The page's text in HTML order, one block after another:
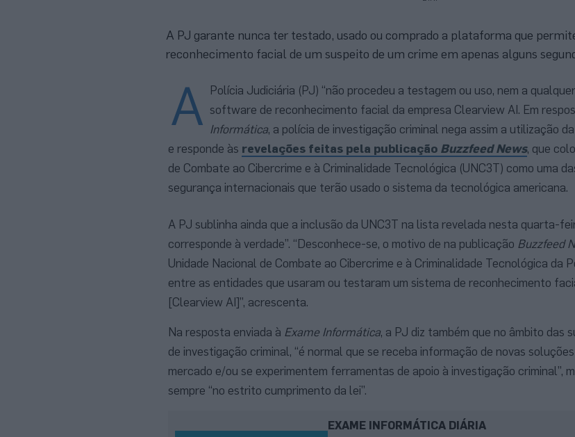
A PJ garante nunca ter testado, usado ou comprado a plataforma que
reconhecimento facial de um suspeito de um crime em apenas alguns
A Polícia Judiciária (PJ) “não procedeu a testagem ou uso, nem a
software de reconhecimento facial da empresa Clearview AI. Em
Informática, a polícia de investigação criminal nega assim a utilização
e responde às revelações feitas pela publicação Buzzfeed News, que
de Combate ao Cibercrime e à Criminalidade Tecnológica (UNC3T) como uma
segurança internacionais que terão usado o sistema da tecnológica americana.
A PJ sublinha ainda que a inclusão da UNC3T na lista revelada nesta quarta-
corresponde à verdade”. “Desconhece-se, o motivo de na publicação Buzzfeed
Unidade Nacional de Combate ao Cibercrime e à Criminalidade Tecnológica da
entre as entidades que usaram ou testaram um sistema de reconhecimento
[Clearview AI]”, acrescenta.
Na resposta enviada à Exame Informática, a PJ diz também que no âmbito das
de investigação criminal, “é normal que se receba informação de novas
mercado e/ou se experimentem ferramentas de apoio à investigação criminal”,
sempre “no estrito cumprimento da lei”.
EXAME INFORMÁTICA DIÁRIA